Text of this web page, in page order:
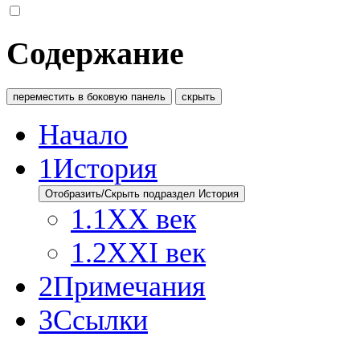
Содержание
переместить в боковую панель скрыть
Начало
1История
Отобразить/Скрыть подраздел История
1.1XX век
1.2XXI век
2Примечания
3Ссылки